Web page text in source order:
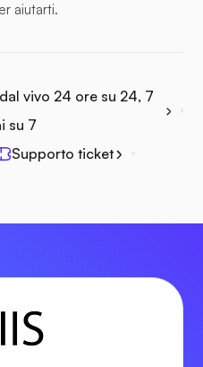
aiutarti.
vivo 24 ore su 24, 7
su 7
Supporto ticket